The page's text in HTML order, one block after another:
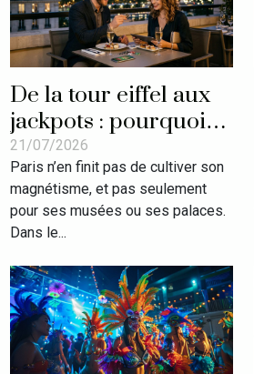
De la tour eiffel aux
jackpots : pourquoi
Paris fait rêver les
amateurs de casino
21/07/2026
Paris n’en finit pas de cultiver son
magnétisme, et pas seulement
pour ses musées ou ses palaces.
Dans le...